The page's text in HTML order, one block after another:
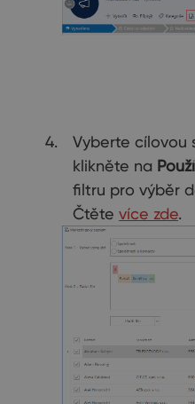
Vyberte cílovou
klikněte na
filtru pro výběr
Čtěte více zde.